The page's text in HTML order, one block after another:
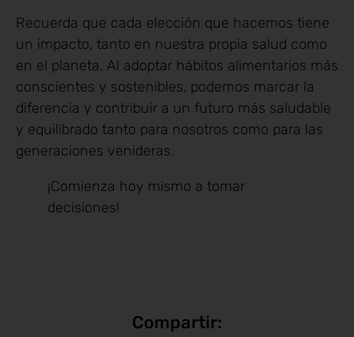
Recuerda que cada elección que hacemos tiene
un impacto, tanto en nuestra propia salud como
en el planeta. Al adoptar hábitos alimentarios más
conscientes y sostenibles, podemos marcar la
diferencia y contribuir a un futuro más saludable
y equilibrado tanto para nosotros como para las
generaciones venideras.
¡Comienza hoy mismo a tomar
decisiones!
Compartir: